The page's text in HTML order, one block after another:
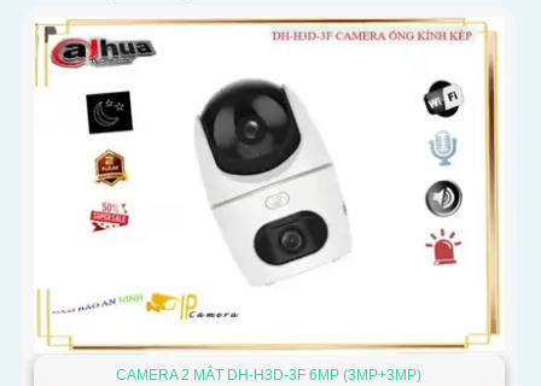
màu sắc chân thực. Camera wifi DH-H5D-5F còn giúp đảm
bảo an ninh hiệu quả với tính năng phát hiện người và thú
cưng với độ chính xác cao
CAMERA 2 MẮT DH-H3D-3F 6MP (3MP+3MP)